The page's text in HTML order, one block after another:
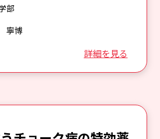
詳細を見る
部
寧博